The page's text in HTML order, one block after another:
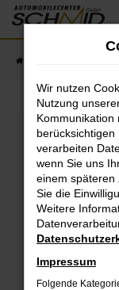
Zum
Hauptinhalt
Fehler:
Beim Laden
Hier sind ein
Überprüfe
Laden
Prüfe deine
Wir nutzen
Nutzung
Kommunikation
verarbeiten
wenn Sie uns
einem späteren
Sie die
Weitere
Impressum
Folgende